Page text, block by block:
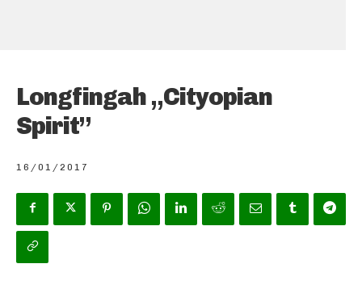
Longfingah „Cityopian
Spirit”
16/01/2017